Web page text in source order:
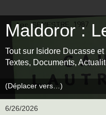
Maldoror :
Tout sur Isidore Ducasse
Textes, Documents,
6/26/2026